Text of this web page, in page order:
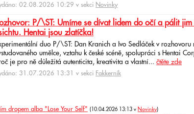
02.08.2026 10:29 v sekci Novinky
P/\ST: Umíme se dívat lidem do očí a pálit
Hentai jsou zlatíčka!
duo P/\ST: Dan Kranich a Ivo Sedláček v rozhovoru
umělce, vztahu k české scéně, spolupráci s Hentai
je pro ně důležitá autenticita, kreativita a vlastní... čtěte zde
31.07.2026 13:31 v sekci Fakkerník
dropem alba "Lose Your Self" (10.04.2026 13:13 v Novinky)